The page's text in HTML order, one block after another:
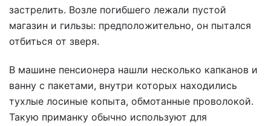
застрелить. Возле погибшего лежали пустой
магазин и гильзы: предположительно, он пытался
отбиться от зверя.
В машине пенсионера нашли несколько капканов и
ванну с пакетами, внутри которых находились
тухлые лосиные копыта, обмотанные проволокой.
Такую приманку обычно используют для